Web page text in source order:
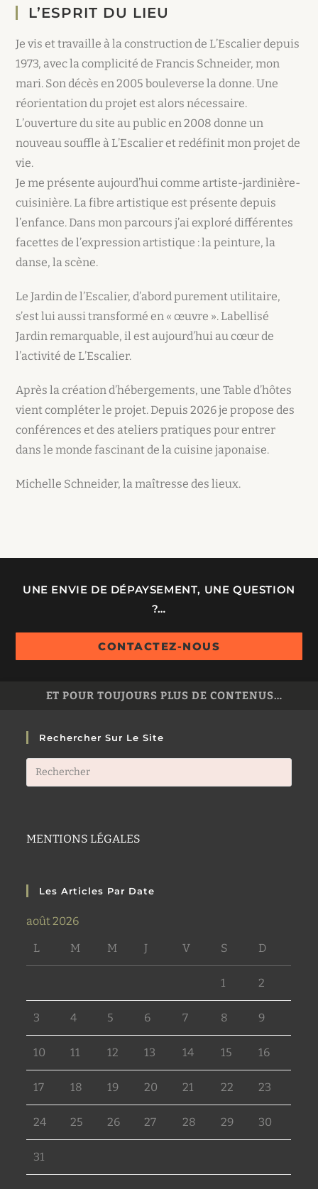
L’ESPRIT DU LIEU
Je vis et travaille à la construction de L’Escalier depuis
1973, avec la complicité de Francis Schneider, mon
mari. Son décès en 2005 bouleverse la donne. Une
réorientation du projet est alors nécessaire.
L’ouverture du site au public en 2008 donne un
nouveau souffle à L’Escalier et redéfinit mon projet de
vie.
Je me présente aujourd’hui comme artiste-jardinière-
cuisinière. La fibre artistique est présente depuis
l’enfance. Dans mon parcours j’ai exploré différentes
facettes de l’expression artistique : la peinture, la
danse, la scène.
Le Jardin de l’Escalier, d’abord purement utilitaire,
s’est lui aussi transformé en « œuvre ». Labellisé
Jardin remarquable, il est aujourd’hui au cœur de
l’activité de L’Escalier.
Après la création d’hébergements, une Table d’hôtes
vient compléter le projet. Depuis 2026 je propose des
conférences et des ateliers pratiques pour entrer
dans le monde fascinant de la cuisine japonaise.
Michelle Schneider, la maîtresse des lieux.
UNE ENVIE DE DÉPAYSEMENT, UNE QUESTION
?…
CONTACTEZ-NOUS
ET POUR TOUJOURS PLUS DE CONTENUS…
Rechercher Sur Le Site
MENTIONS LÉGALES
Les Articles Par Date
août 2026
L
M M J V S D
1 2
3 4 5 6 7 8 9
10 11 12 13 14 15 16
17 18 19 20 21 22 23
24 25 26 27 28 29 30
31